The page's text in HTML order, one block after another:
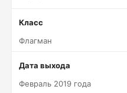
Класс
Флагман
Дата выхода
Февраль 2019 года